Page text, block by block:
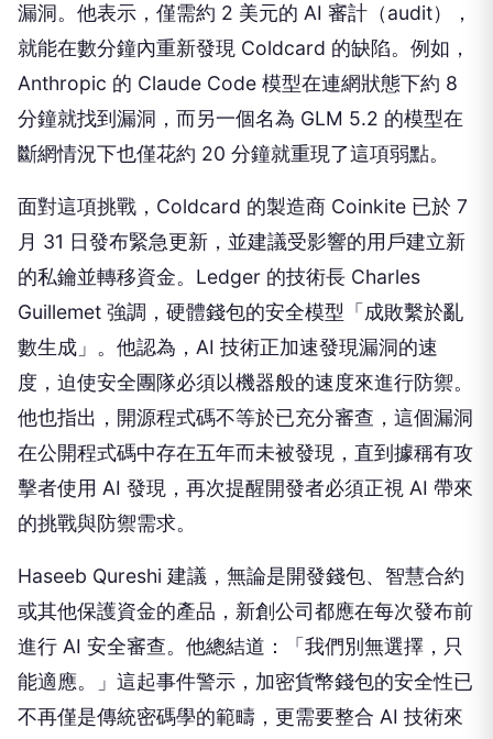
漏洞。他表示，僅需約 2 美元的 AI 審計（audit），
就能在數分鐘內重新發現 Coldcard 的缺陷。例如，
Anthropic 的 Claude Code 模型在連網狀態下約 8
分鐘就找到漏洞，而另一個名為 GLM 5.2 的模型在
斷網情況下也僅花約 20 分鐘就重現了這項弱點。
面對這項挑戰，Coldcard 的製造商 Coinkite 已於 7
月 31 日發布緊急更新，並建議受影響的用戶建立新
的私鑰並轉移資金。Ledger 的技術長 Charles
Guillemet 強調，硬體錢包的安全模型「成敗繫於亂
數生成」。他認為，AI 技術正加速發現漏洞的速
度，迫使安全團隊必須以機器般的速度來進行防禦。
他也指出，開源程式碼不等於已充分審查，這個漏洞
在公開程式碼中存在五年而未被發現，直到據稱有攻
擊者使用 AI 發現，再次提醒開發者必須正視 AI 帶來
的挑戰與防禦需求。
Haseeb Qureshi 建議，無論是開發錢包、智慧合約
或其他保護資金的產品，新創公司都應在每次發布前
進行 AI 安全審查。他總結道：「我們別無選擇，只
能適應。」這起事件警示，加密貨幣錢包的安全性已
不再僅是傳統密碼學的範疇，更需要整合 AI 技術來